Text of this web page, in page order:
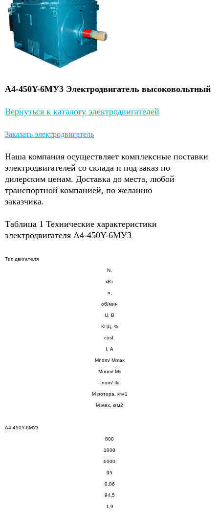
A4-450Y-6МУ3 Электродвигатель высоковольтный
Вернуться к каталогу электродвигателей
Заказать электродвигатель
Наша компания осуществляет комплексные поставки
электродвигателей со склада и под заказ по
дилерским ценам. Доставка до места, любой
транспортной компанией, по желанию
заказчика.
Таблица 1 Технические характеристики
электродвигателя A4-450Y-6МУ3
Tип двигателя
N,
кВт
n,
об/мин
U, В
КПД, %
cosf,
I, А
Mnom/ Mmax
Mnom/ Ms
Inom/ Iki
M ротора, кгм1
M мех, кгм2
A4-450Y-6МУ3
800
1000
6000
95
0,86
94,5
1,9